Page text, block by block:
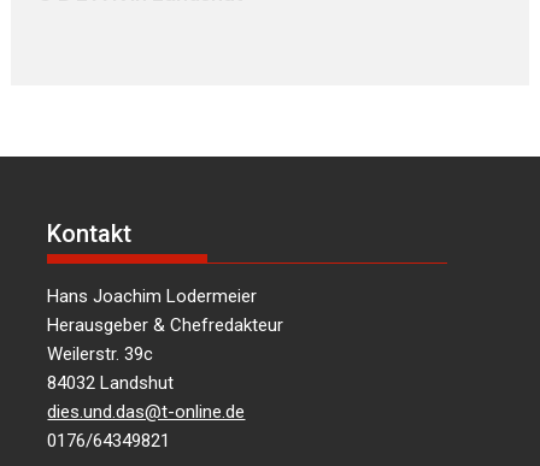
Kontakt
Hans Joachim Lodermeier
Herausgeber & Chefredakteur
Weilerstr. 39c
84032 Landshut
dies.und.das@t-online.de
0176/64349821